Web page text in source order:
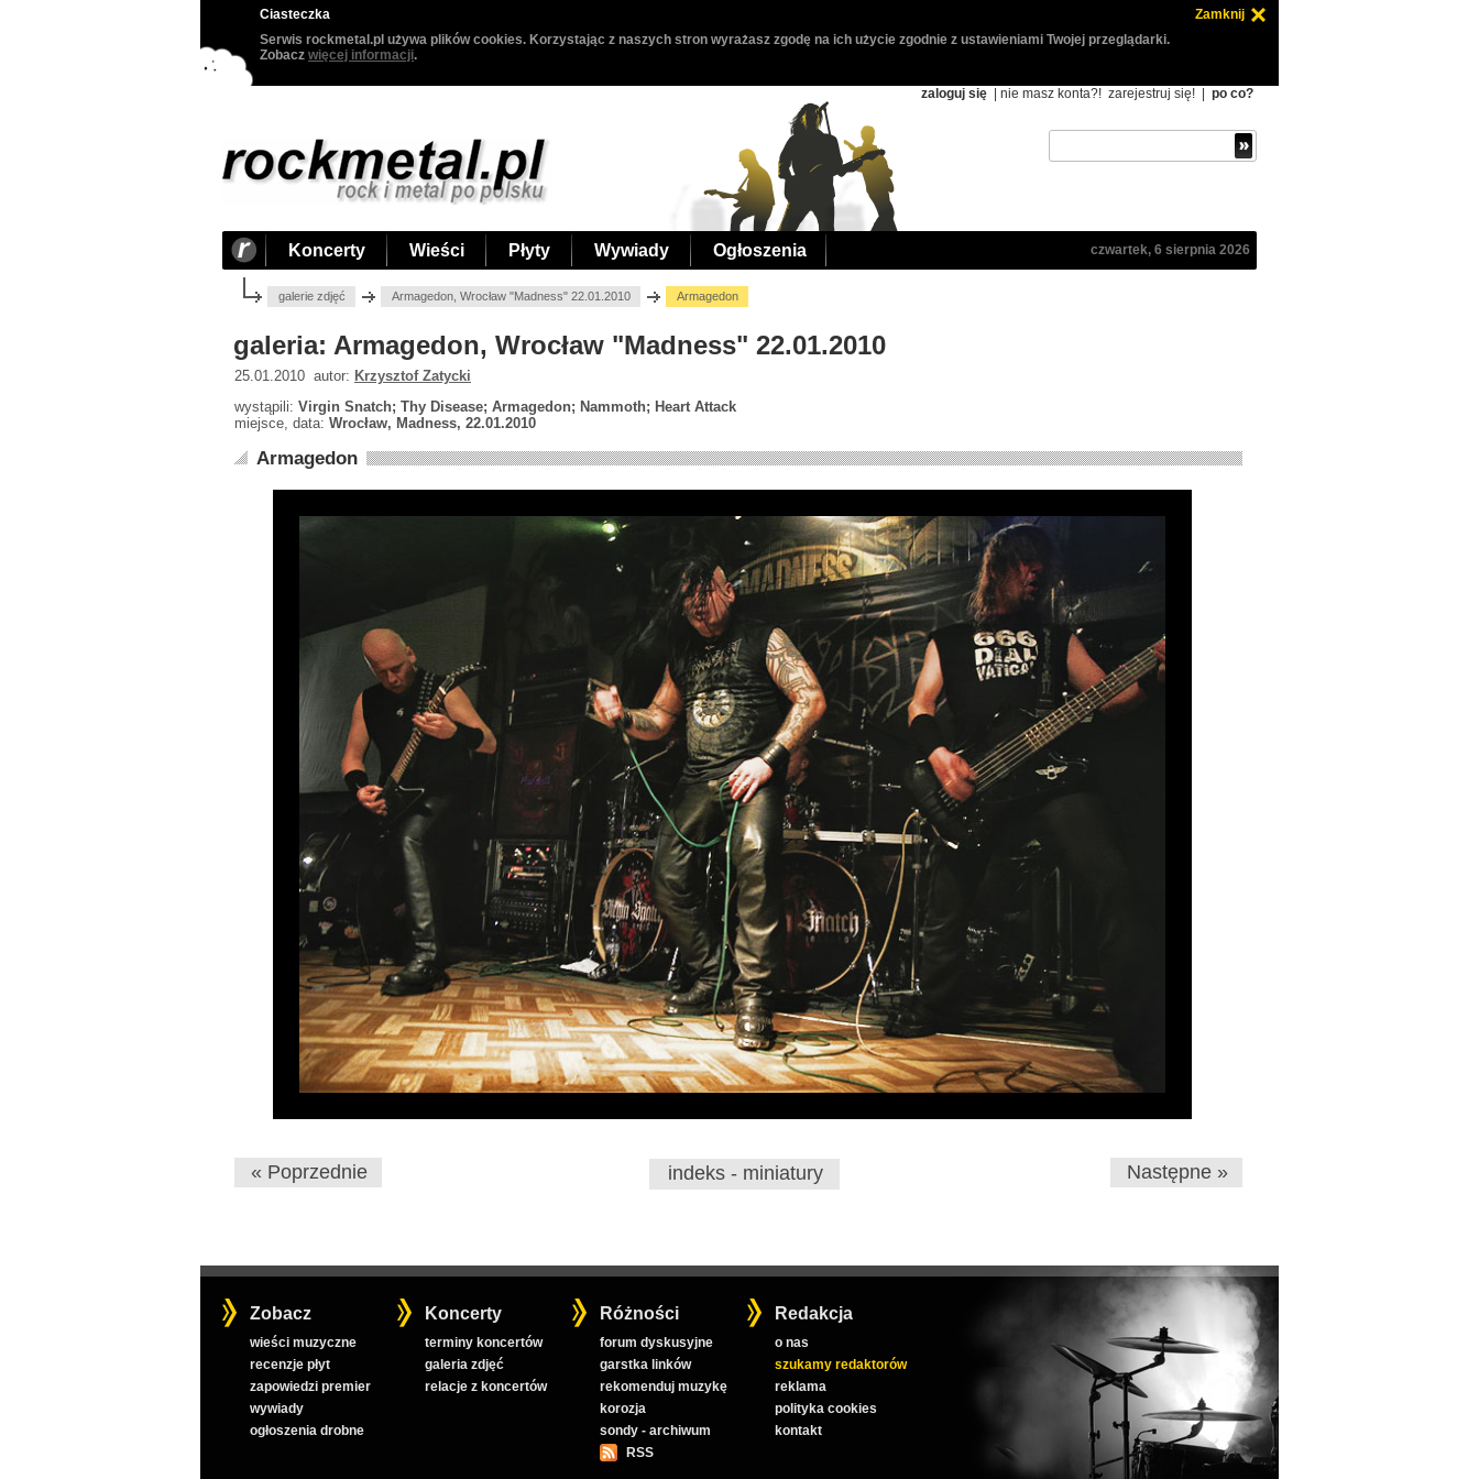
Ciasteczka
Zamknij
Serwis rockmetal.pl używa plików cookies. Korzystając z naszych stron wyrażasz zgodę na ich użycie zgodnie z ustawieniami Twojej przeglądarki.
Zobacz więcej informacji.
zaloguj się | nie masz konta?! zarejestruj się! po co?
Koncerty Wieści Płyty Wywiady Ogłoszenia czwartek, 6 sierpnia 2026
galerie zdjęć Armagedon, Wrocław "Madness" 22.01.2010 Armagedon
galeria: Armagedon, Wrocław "Madness" 22.01.2010
25.01.2010 autor: Krzysztof Zatycki
wystąpili: Virgin Snatch; Thy Disease; Armagedon; Nammoth; Heart Attack
miejsce, data: Wrocław, Madness, 22.01.2010
Armagedon
« Poprzednie indeks - miniatury Następne »
Zobacz
wieści muzyczne
recenzje płyt
zapowiedzi premier
wywiady
ogłoszenia drobne
Koncerty
terminy koncertów
galeria zdjęć
relacje z koncertów
Różności
forum dyskusyjne
garstka linków
rekomenduj muzykę
korozja
sondy - archiwum
RSS
Redakcja
o nas
szukamy redaktorów
reklama
polityka cookies
kontakt